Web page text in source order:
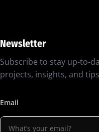
Newsletter
Subscribe to stay up-to-
projects, insights, and
Email